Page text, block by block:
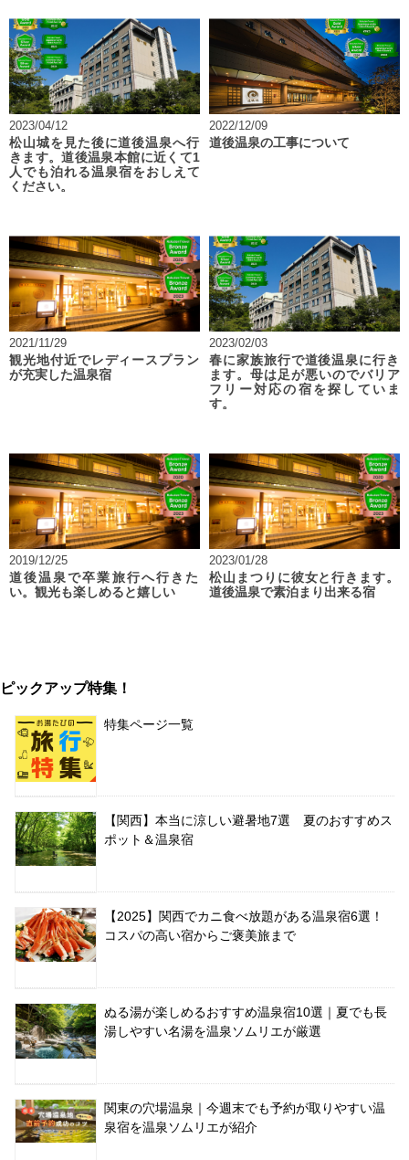
2023/04/12
松山城を見た後に道後温泉へ行
きます。道後温泉本館に近くて1
人でも泊れる温泉宿をおしえて
ください。
2022/12/09
道後温泉の工事について
2021/11/29
観光地付近でレディースプラン
が充実した温泉宿
2023/02/03
春に家族旅行で道後温泉に行き
ます。母は足が悪いのでバリア
フリー対応の宿を探していま
す。
2019/12/25
道後温泉で卒業旅行へ行きた
い。観光も楽しめると嬉しい
2023/01/28
松山まつりに彼女と行きます。
道後温泉で素泊まり出来る宿
ピックアップ特集！
特集ページ一覧
【関西】本当に涼しい避暑地7選 夏のおすすめス
ポット＆温泉宿
【2025】関西でカニ食べ放題がある温泉宿6選！
コスパの高い宿からご褒美旅まで
ぬる湯が楽しめるおすすめ温泉宿10選｜夏でも長
湯しやすい名湯を温泉ソムリエが厳選
関東の穴場温泉｜今週末でも予約が取りやすい温
泉宿を温泉ソムリエが紹介